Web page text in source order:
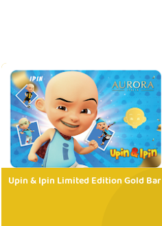
Upin & Ipin Limited Edition Gold Bar